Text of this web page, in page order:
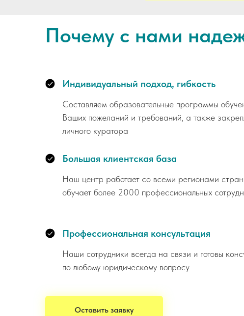
Почему с нами
Индивидуальный подход, гибкость
Составляем образовательные программы
Ваших пожеланий и требований, а также
личного куратора
Большая клиентская база
Наш центр работает со всеми регионами
обучает более 2000 профессиональных
Профессиональная консультация
Наши сотрудники всегда на связи и готовы
по любому юридическому вопросу
Оставить заявку